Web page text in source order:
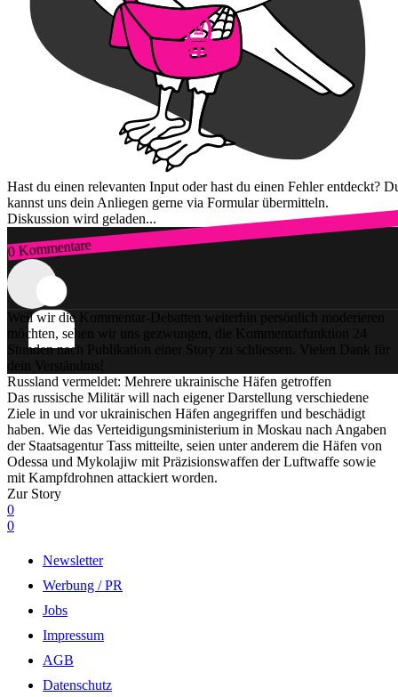
Hast du einen relevanten Input oder hast du einen Fehler entdeckt?
kannst uns dein Anliegen gerne via Formular übermitteln.
Diskussion wird geladen...
0 Kommentare
Zum Login
Weil wir die Kommentar-Debatten weiterhin persönlich moderieren
möchten, sehen wir uns gezwungen, die Kommentarfunktion 24
Stunden nach Publikation einer Story zu schliessen. Vielen Dank für
dein Verständnis!
Russland vermeldet: Mehrere ukrainische Häfen getroffen
Das russische Militär will nach eigener Darstellung verschiedene
Ziele in und vor ukrainischen Häfen angegriffen und beschädigt
haben. Wie das Verteidigungsministerium in Moskau nach Angaben
der Staatsagentur Tass mitteilte, seien unter anderem die Häfen von
Odessa und Mykolajiw mit Präzisionswaffen der Luftwaffe sowie
mit Kampfdrohnen attackiert worden.
Zur Story
0
0
Newsletter
Werbung / PR
Jobs
Impressum
AGB
Datenschutz